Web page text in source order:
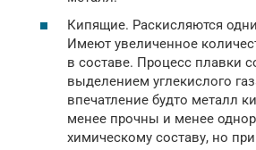
Кипящие. Раскисляются
Имеют увеличенное
в составе. Процесс плавки
выделением углекислого
впечатление будто металл
менее прочны и менее
химическому составу, но